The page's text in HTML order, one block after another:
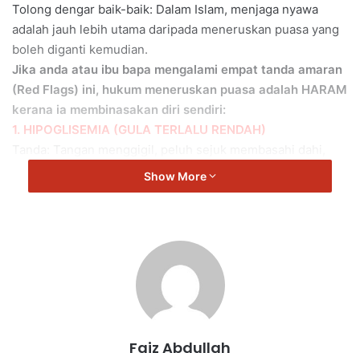
Tolong dengar baik-baik: Dalam Islam, menjaga nyawa
adalah jauh lebih utama daripada meneruskan puasa yang
boleh diganti kemudian.
Jika anda atau ibu bapa mengalami empat tanda amaran
(Red Flags) ini, hukum meneruskan puasa adalah HARAM
kerana ia membinasakan diri sendiri:
1. HIPOGLISEMIA (GULA TERLALU RENDAH)
jantung berdebar laju, dan pandangan kabur.
Fakta: Jika bacaan gula darah anda jatuh bawah 3.9
beberapa minit. WAJIB berbuka dengan air manis segera.
2. DEHIDRASI MELAMPAU (KEKERINGAN AIR)
Tanda: Pening kepala berpusing bila berdiri, lidah kering
merekah, kekeliruan (merapu), dan air kencing sangat
Show More
Faiz Abdullah